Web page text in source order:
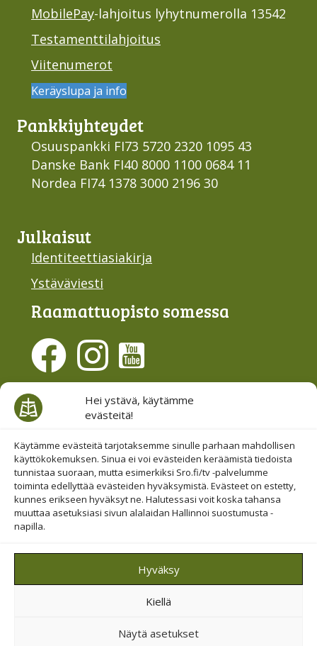
Hei ystävä, käytämme
evästeitä!
Käytämme evästeitä tarjotaksemme sinulle parhaan mahdollisen
käyttökokemuksen. Sinua ei voi evästeiden keräämistä tiedoista
tunnistaa suoraan, mutta esimerkiksi Sro.fi/tv -palvelumme
toiminta edellyttää evästeiden hyväksymistä. Evästeet on estetty,
kunnes erikseen hyväksyt ne. Halutessasi voit koska tahansa
muuttaa asetuksiasi sivun alalaidan Hallinnoi suostumusta -
napilla.
Hyväksy
Kiellä
Näytä asetukset
MobilePay-lahjoitus lyhytnumerolla 13542
Testamenttilahjoitus
Viitenumerot
Keräyslupa ja info
Pankki­yhteydet
Osuuspankki FI73 5720 2320 1095 43
Danske Bank FI40 8000 1100 0684 11
Nordea FI74 1378 3000 2196 30
Julkaisut
Identiteettiasiakirja
Ystäväviesti
Raamattu­opisto somessa
Evästesuostumus
Hallinnoi evästeitä
Etsi sivuiltamme
© 2019-2026 Suomen Raamattuopiston Säätiö
Saavutettavuus huomioitu
Tietosuojajaehdot